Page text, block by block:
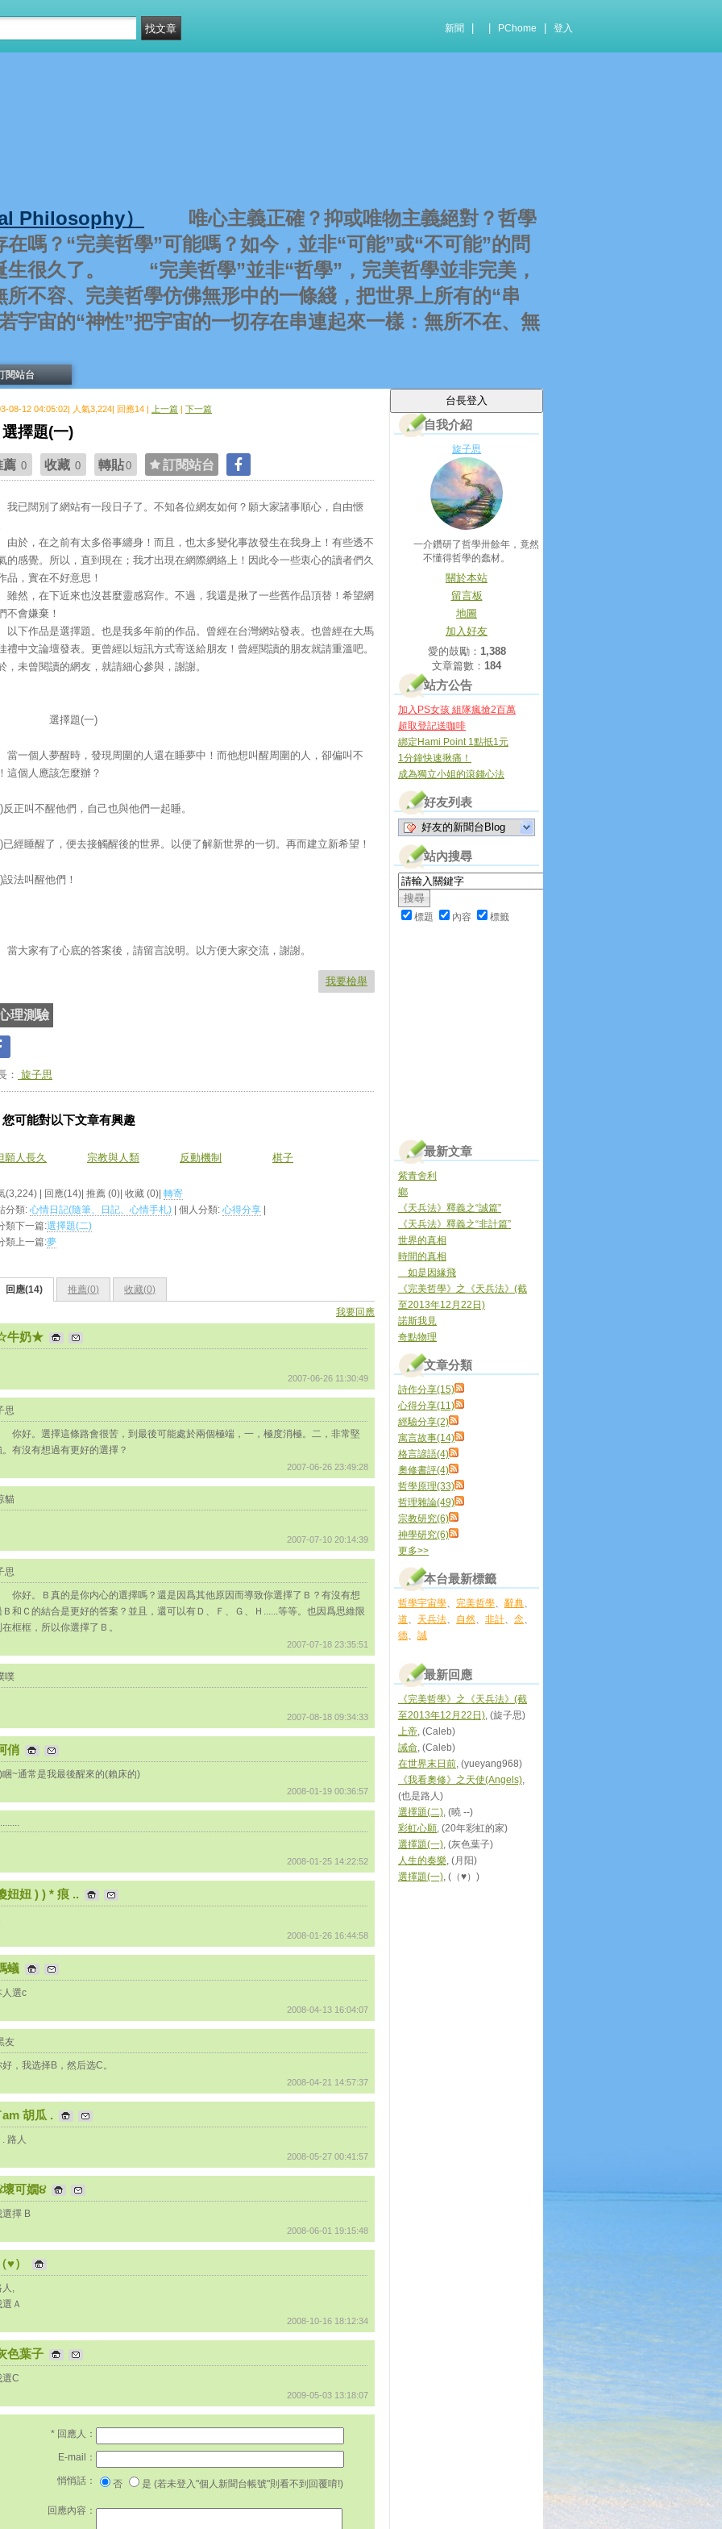
新聞 PChome 登入
Philosophy）
唯心主義正確？抑或唯物主義絕對？哲學
嗎？“完美哲學”可能嗎？如今，並非“可能”或“不可能”的問
生很久了。 “完美哲學”並非“哲學”，完美哲學並非完美，
不容、完美哲學仿佛無形中的一條綫，把世界上所有的“串
宇宙的“神性”把宇宙的一切存在串連起來一樣：無所不在、無
閱站台
08-12 04:05:02| 人氣3,224| 回應14 | 上一篇 | 下一篇
選擇題(一)
薦 0 收藏 0 轉貼0 訂閱站台
闊別了網站有一段日子了。不知各位網友如何？願大家諸事順心，自由愜
，在之前有太多俗事纏身！而且，也太多變化事故發生在我身上！有些透不
的感覺。所以，直到現在；我才出現在網際網絡上！因此令一些衷心的讀者們久
品，實在不好意思！
，在下近來也沒甚麼靈感寫作。不過，我還是揪了一些舊作品頂替！希望網
不會嫌棄！
作品是選擇題。也是我多年前的作品。曾經在台灣網站發表。也曾經在大馬
禮中文論壇發表。更曾經以短訊方式寄送給朋友！曾經閱讀的朋友就請重溫吧。
，未曾閱讀的網友，就請細心參與，謝謝。
擇題(一)
個人夢醒時，發現周圍的人還在睡夢中！而他想叫醒周圍的人，卻偏叫不
這個人應該怎麼辦？
反正叫不醒他們，自己也與他們一起睡。
已經睡醒了，便去接觸醒後的世界。以便了解新世界的一切。再而建立新希望！
設法叫醒他們！
家有了心底的答案後，請留言說明。以方便大家交流，謝謝。
我要檢舉
理測驗
： 旋子思
您可能對以下文章有興趣
願人長久 宗教與人類 反動機制 棋子
(3,224) | 回應(14)| 推薦 (0)| 收藏 (0)| 轉寄
分類: 心情日記(隨筆、日記、心情手札) | 個人分類: 心得分享
類下一篇:選擇題(二)
類上一篇:夢
回應(14) 推薦(0) 收藏(0)
我要回應
牛奶★
2007-06-26 11:30:49
思
好。選擇這條路會很苦，到最後可能處於兩個極端，一，極度消極。二，非常堅
。有沒有想過有更好的選擇？
2007-06-26 23:49:28
貓
2007-07-10 20:14:39
思
好。Ｂ真的是你内心的選擇嗎？還是因爲其他原因而導致你選擇了Ｂ？有沒有想
Ｂ和Ｃ的結合是更好的答案？並且，還可以有Ｄ、Ｆ、Ｇ、Ｈ......等等。也因爲思維限
在框框，所以你選擇了Ｂ。
2007-07-18 23:35:51
噗
2007-08-18 09:34:33
俏
睏~通常是我最後醒來的(賴床的)
2008-01-19 00:36:57
2008-01-25 14:22:52
妞妞 ) ) * 痕 ..
2008-01-26 16:44:58
蟻
人選c
2008-04-13 16:04:07
友
好，我选择B，然后选C。
2008-04-21 14:57:37
胡瓜 .
. 路人
2008-05-27 00:41:57
壞可嫺૪
選擇 B
2008-06-01 19:15:48
♥）
人,
Ａ
2008-10-16 18:12:34
色葉子
選C
2009-05-03 13:18:07
* 回應人：
E-mail：
悄悄話： 否 是 (若未登入"個人新聞台帳號"則看不到回覆唷!)
回應內容：
自我介紹
旋子思
一介鑽研了哲學卅餘年，竟然
不懂得哲學的蠢材。
關於本站
留言板
地圖
加入好友
愛的鼓勵： 1,388
文章篇數： 184
站方公告
加入PS女孩 組隊瘋搶2百萬
超取登記送咖啡
綁定Hami Point 1點抵1元
1分鐘快速揪痛！
成為獨立小姐的滾錢心法
好友列表
好友的新聞台Blog
站內搜尋
標題 內容 標籤
最新文章
紫青舍利
鄉
《天兵法》釋義之“誠篇”
《天兵法》釋義之“非計篇”
世界的真相
時間的真相
如是因緣飛
《完美哲學》之《天兵法》(截
至2013年12月22日)
諾斯我見
奇點物理
文章分類
詩作分享(15)
心得分享(11)
經驗分享(2)
寓言故事(14)
格言諺語(4)
奧修書評(4)
哲學原理(33)
哲理雜論(49)
宗教研究(6)
神學研究(6)
更多>>
本台最新標籤
哲學宇宙學、 完美哲學、 辭典、
道、 天兵法、 自然、 非計、 念、
德、 誠
最新回應
《完美哲學》之《天兵法》(截
至2013年12月22日), (旋子思)
上帝, (Caleb)
誡命, (Caleb)
在世界末日前, (yueyang968)
《我看奧修》之天使(Angels),
(也是路人)
選擇題(二), (曉 --)
彩虹心願, (20年彩虹的家)
選擇題(一), (灰色葉子)
人生的奏樂, (月阳)
選擇題(一), (（♥）)